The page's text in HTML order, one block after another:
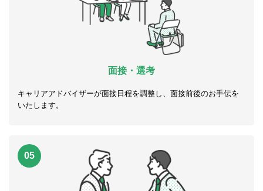
面接・選考
キャリアアドバイザーが面接日程を調整し、面接前後のお手伝を
いたします。
05